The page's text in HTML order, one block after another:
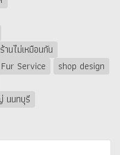
านไม่เหมือนกัน
Fur Service
shop design
นนทบุรี